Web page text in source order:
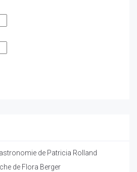
de Patricia Rolland
de Flora Berger